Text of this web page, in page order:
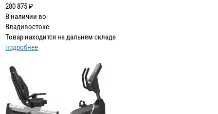
280 875 ₽
В наличии во
Владивостоке
Товар находится на дальнем складе
подробнее